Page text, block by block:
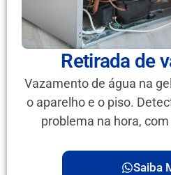
Retirada de
Vazamento de água na
o aparelho e o piso.
problema na hora,
Saiba